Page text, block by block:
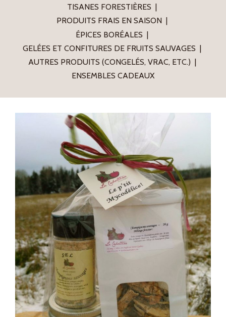
TISANES FORESTIÈRES
PRODUITS FRAIS EN SAISON
ÉPICES BORÉALES
GELÉES ET CONFITURES DE FRUITS SAUVAGES
AUTRES PRODUITS (CONGELÉS, VRAC, ETC.)
ENSEMBLES CADEAUX